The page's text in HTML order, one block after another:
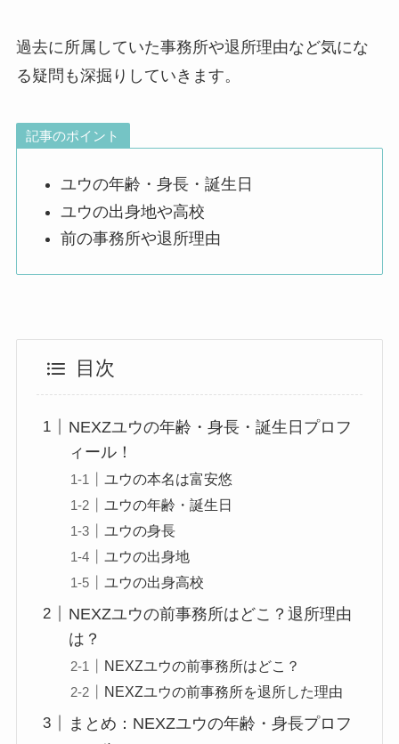
過去に所属していた事務所や退所理由など気にな
る疑問も深掘りしていきます。
記事のポイント
ユウの年齢・身長・誕生日
ユウの出身地や高校
前の事務所や退所理由
目次
NEXZユウの年齢・身長・誕生日プロフ
ィール！
ユウの本名は富安悠
ユウの年齢・誕生日
ユウの身長
ユウの出身地
ユウの出身高校
NEXZユウの前事務所はどこ？退所理由
は？
NEXZユウの前事務所はどこ？
NEXZユウの前事務所を退所した理由
まとめ：NEXZユウの年齢・身長プロフ